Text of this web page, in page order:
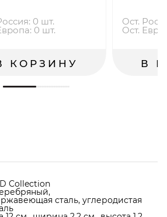
0 шт.
0 шт.
КОРЗИНУ
Ост.
Ост.
В
Collection
сталь, углеродистая